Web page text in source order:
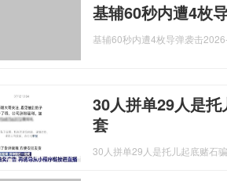
基辅60秒内遭4枚
基辅60秒内遭4枚导弹袭击
30人拼单29人是
套
30人拼单29人是托儿起底赌石